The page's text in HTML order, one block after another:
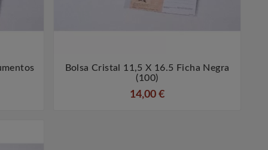
 
Bolsa Cristal 11,5 X 16.5 Ficha Negra
(100)
14,00 €